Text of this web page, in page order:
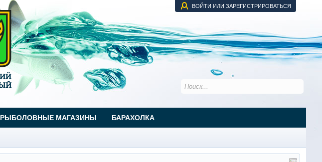
ВОЙТИ ИЛИ ЗАРЕГИСТРИРОВАТЬСЯ
РЫБОЛОВНЫЕ МАГАЗИНЫ БАРАХОЛКА